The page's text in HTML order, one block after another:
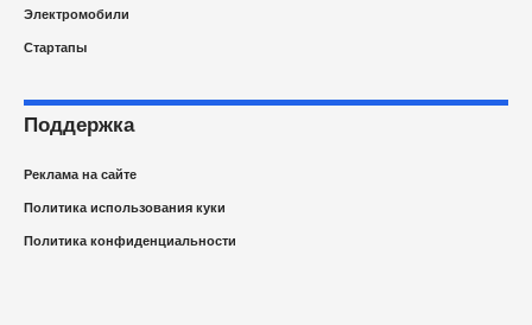
Электромобили
Стартапы
Поддержка
Реклама на сайте
Политика использования куки
Политика конфиденциальности